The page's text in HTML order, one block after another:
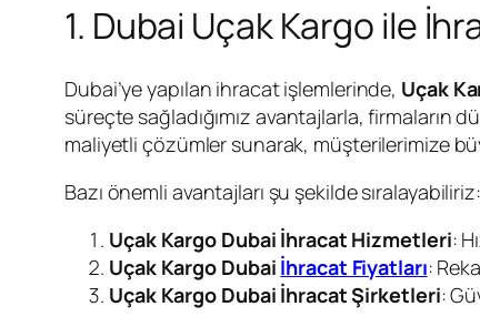
1. Dubai Uçak Kargo ile
Dubai’ye yapılan ihracat işlemlerinde, Uçak
süreçte sağladığımız avantajlarla,
maliyetli çözümler sunarak, müşterilerimize
Bazı önemli avantajları şu şekilde sıralayabiliriz:
Uçak Kargo Dubai İhracat Hizmetleri:
Uçak Kargo Dubai İhracat Fiyatları:
Uçak Kargo Dubai İhracat Şirketleri: